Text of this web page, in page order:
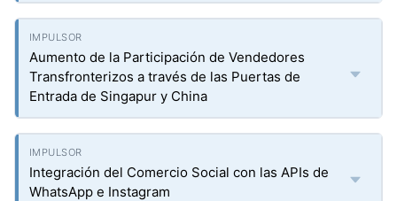
Aumento de la Participación de Vendedores
Transfronterizos a través de las Puertas de
Entrada de Singapur y China
Integración del Comercio Social con las APIs de
WhatsApp e Instagram